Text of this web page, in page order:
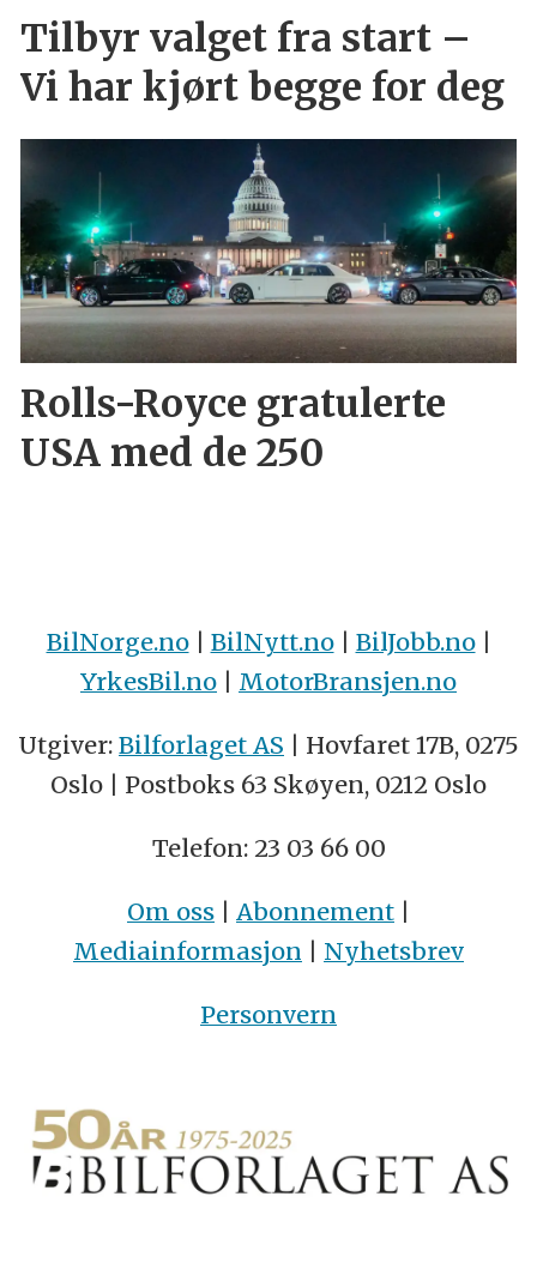
Tilbyr valget fra start –
Vi har kjørt begge for deg
Rolls-Royce gratulerte
USA med de 250
BilNorge.no| BilNytt.no| BilJobb.no|
YrkesBil.no
MotorBransjen.no
Utgiver: Bilforlaget AS | Hovfaret 17B, 0275
Oslo | Postboks 63 Skøyen, 0212 Oslo
Telefon: 23 03 66 00
Om oss | Abonnement |
Mediainformasjon | Nyhetsbrev
Personvern